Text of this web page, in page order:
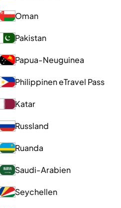
Oman
Pakistan
Papua-Neuguinea
Philippinen eTravel Pass
Katar
Russland
Ruanda
Saudi-Arabien
Seychellen